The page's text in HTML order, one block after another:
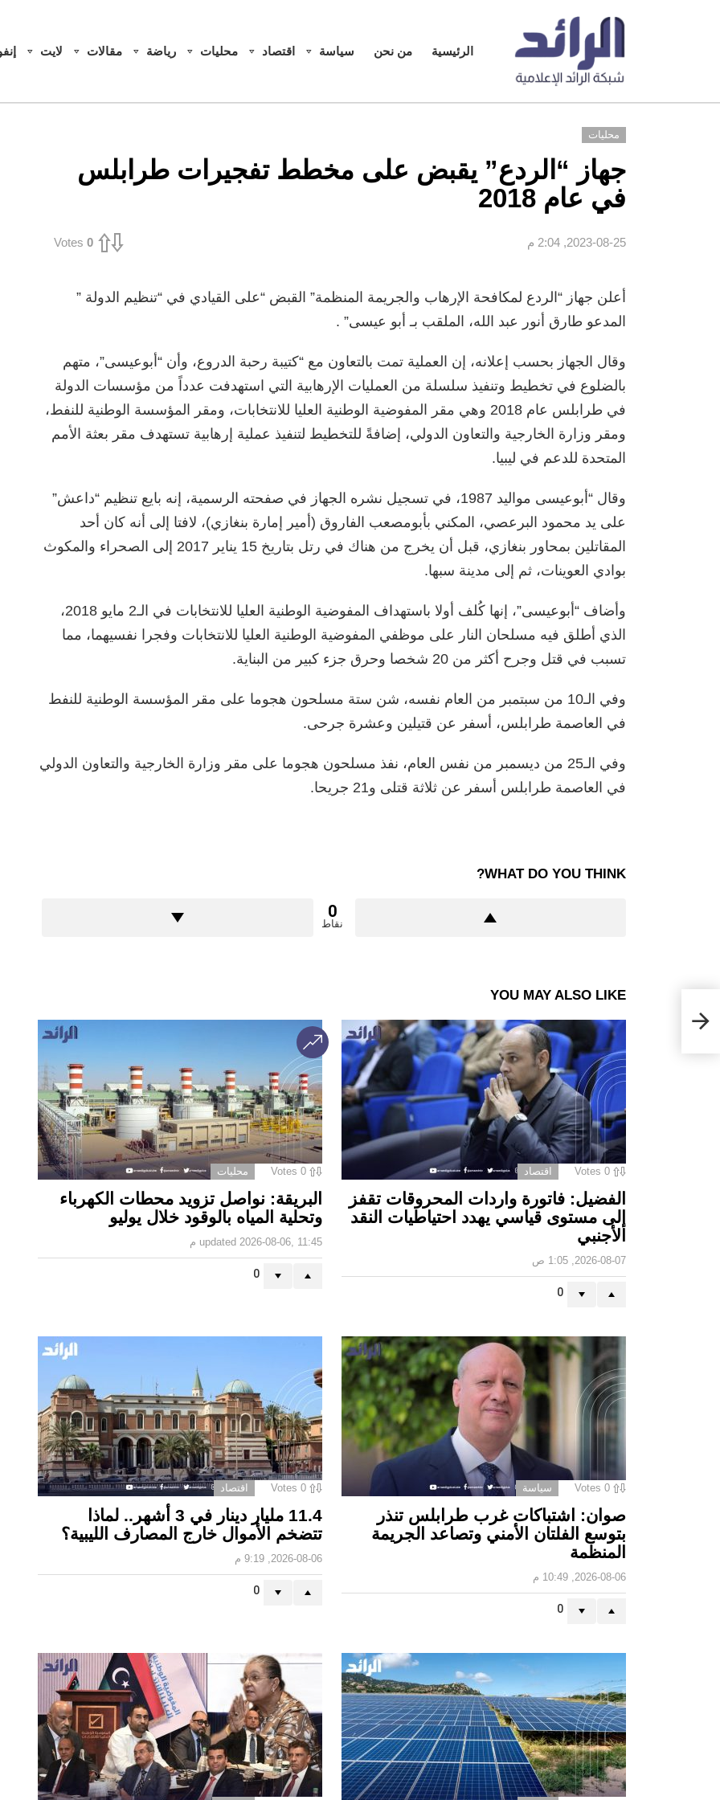
الرئيسية من نحن سياسة اقتصاد محليات رياضة مقالات لايت
محليات
جهاز “الردع” يقبض على مخطط تفجيرات طرابلس
في عام 2018
2023-08-25, 2:04 م 0
Votes
أعلن جهاز “الردع لمكافحة الإرهاب والجريمة المنظمة” القبض “على القيادي في “تنظيم الدولة ”
المدعو طارق أنور عبد الله، الملقب بـ أبو عيسى” .
وقال الجهاز بحسب إعلانه، إن العملية تمت بالتعاون مع “كتيبة رحبة الدروع، وأن “أبوعيسى”، متهم
بالضلوع في تخطيط وتنفيذ سلسلة من العمليات الإرهابية التي استهدفت عدداً من مؤسسات الدولة
في طرابلس عام 2018 وهي مقر المفوضية الوطنية العليا للانتخابات، ومقر المؤسسة الوطنية للنفط،
ومقر وزارة الخارجية والتعاون الدولي، إضافةً للتخطيط لتنفيذ عملية إرهابية تستهدف مقر بعثة الأمم
المتحدة للدعم في ليبيا.
وقال “أبوعيسى مواليد 1987، في تسجيل نشره الجهاز في صفحته الرسمية، إنه بايع تنظيم “داعش”
على يد محمود البرعصي، المكني بأبومصعب الفاروق (أمير إمارة بنغازي)، لافتا إلى أنه كان أحد
المقاتلين بمحاور بنغازي، قبل أن يخرج من هناك في رتل بتاريخ 15 يناير 2017 إلى الصحراء والمكوث
بوادي العوينات، ثم إلى مدينة سبها.
وأضاف “أبوعيسى”، إنها كُلف أولا باستهداف المفوضية الوطنية العليا للانتخابات في الـ2 مايو 2018،
الذي أطلق فيه مسلحان النار على موظفي المفوضية الوطنية العليا للانتخابات وفجرا نفسيهما، مما
تسبب في قتل وجرح أكثر من 20 شخصا وحرق جزء كبير من البناية.
وفي الـ10 من سبتمبر من العام نفسه، شن ستة مسلحون هجوما على مقر المؤسسة الوطنية للنفط
في العاصمة طرابلس، أسفر عن قتيلين وعشرة جرحى.
وفي الـ25 من ديسمبر من نفس العام، نفذ مسلحون هجوما على مقر وزارة الخارجية والتعاون الدولي
في العاصمة طرابلس أسفر عن ثلاثة قتلى و21 جريحا.
WHAT DO YOU THINK?
0
نقاط
YOU MAY ALSO LIKE
0
Votes اقتصاد
الفضيل: فاتورة واردات المحروقات تقفز
إلى مستوى قياسي يهدد احتياطيات النقد
الأجنبي
2026-08-07, 1:05 ص
0
0
Votes محليات
البريقة: نواصل تزويد محطات الكهرباء
وتحلية المياه بالوقود خلال يوليو
updated 2026-08-06, 11:45 م
0
0
Votes سياسة
صوان: اشتباكات غرب طرابلس تنذر
بتوسع الفلتان الأمني وتصاعد الجريمة
المنظمة
2026-08-06, 10:49 م
0
0
Votes اقتصاد
11.4 مليار دينار في 3 أشهر.. لماذا
تتضخم الأموال خارج المصارف الليبية؟
2026-08-06, 9:19 م
0